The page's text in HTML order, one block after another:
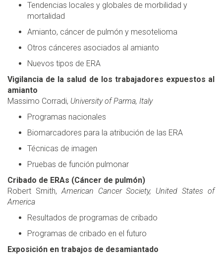
Tendencias locales y globales de morbilidad y
mortalidad
Amianto, cáncer de pulmón y mesotelioma
Otros cánceres asociados al amianto
Nuevos tipos de ERA
Vigilancia de la salud de los trabajadores expuestos al
amianto
Massimo Corradi, University of Parma, Italy
Programas nacionales
Biomarcadores para la atribución de las ERA
Técnicas de imagen
Pruebas de función pulmonar
Cribado de ERAs (Cáncer de pulmón)
Robert Smith, American Cancer Society, United States of
America
Resultados de programas de cribado
Programas de cribado en el futuro
Exposición en trabajos de desamiantado